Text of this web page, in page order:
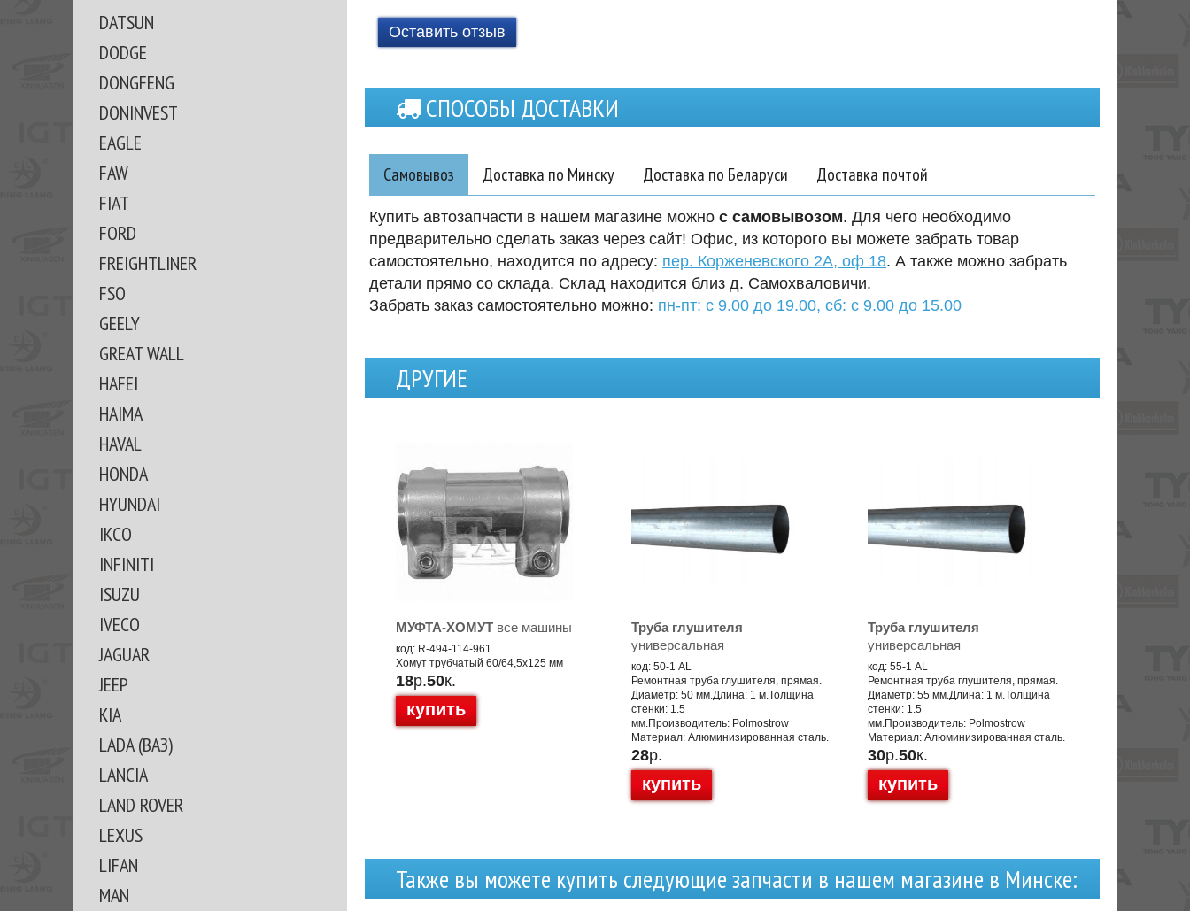
DATSUN
DODGE
DONGFENG
DONINVEST
EAGLE
FAW
FIAT
FORD
FREIGHTLINER
FSO
GEELY
GREAT WALL
HAFEI
HAIMA
HAVAL
HONDA
HYUNDAI
IKCO
INFINITI
ISUZU
IVECO
JAGUAR
JEEP
KIA
LADA (ВАЗ)
LANCIA
LAND ROVER
LEXUS
LIFAN
MAN
Оставить отзыв
СПОСОБЫ ДОСТАВКИ
Самовывоз Доставка по Минску Доставка по Беларуси Доставка почтой
Купить автозапчасти в нашем магазине можно с самовывозом. Для чего необходимо
предварительно сделать заказ через сайт! Офис, из которого вы можете забрать товар
самостоятельно, находится по адресу: пер. Корженевского 2А, оф 18. А также можно забрать
детали прямо со склада. Склад находится близ д. Самохваловичи.
Забрать заказ самостоятельно можно: пн-пт: с 9.00 до 19.00, сб: с 9.00 до 15.00
ДРУГИЕ
МУФТА-ХОМУТ все машины
код: R-494-114-961
Хомут трубчатый 60/64,5x125 мм
18р.50к.
купить
Труба глушителя
универсальная
код: 50-1 AL
Ремонтная труба глушителя, прямая.
Диаметр: 50 мм.Длина: 1 м.Толщина
стенки: 1.5
мм.Производитель: Polmostrow
Материал: Алюминизированная сталь.
28р.
купить
Труба глушителя
универсальная
код: 55-1 AL
Ремонтная труба глушителя, прямая.
Диаметр: 55 мм.Длина: 1 м.Толщина
стенки: 1.5
мм.Производитель: Polmostrow
Материал: Алюминизированная сталь.
30р.50к.
купить
Также вы можете купить следующие запчасти в нашем магазине в Минске: